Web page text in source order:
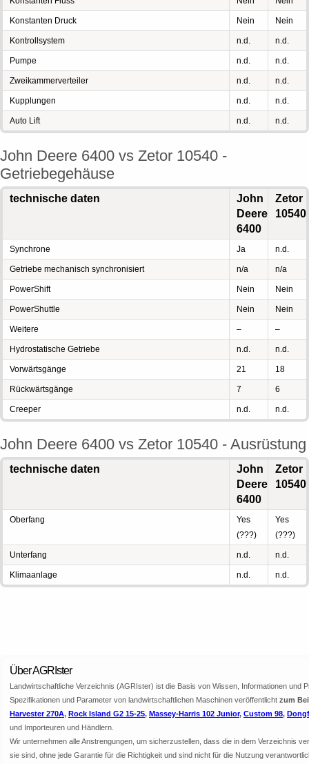
Konstanten Druck Nein Nein
Kontrollsystem n.d. n.d.
Pumpe n.d. n.d.
Zweikammerverteiler n.d. n.d.
Kupplungen n.d. n.d.
Auto Lift n.d. n.d.
John Deere 6400 vs Zetor 10540 -
Getriebegehäuse
technische daten
John
Deere
6400
Zetor
10540
Synchrone Ja n.d.
Getriebe mechanisch synchronisiert n/a n/a
PowerShift Nein Nein
PowerShuttle Nein Nein
Weitere – –
Hydrostatische Getriebe n.d. n.d.
Vorwärtsgänge 21 18
Rückwärtsgänge 7 6
Creeper n.d. n.d.
John Deere 6400 vs Zetor 10540 - Ausrüstung
technische daten
John
Deere
6400
Zetor
10540
Oberfang
Yes
(???)
Yes
(???)
Unterfang n.d. n.d.
Klimaanlage n.d. n.d.
Über AGRIster
Landwirtschaftliche Verzeichnis (AGRIster) ist die Basis von Wissen, Informationen
Spezifikationen und Parameter von landwirtschaftlichen Maschinen veröffentlicht zum
Harvester 270A, Rock Island G2 15-25, Massey-Harris 102 Junior, Custom 98,
und Importeuren und Händlern.
Wir unternehmen alle Anstrengungen, um sicherzustellen, dass die in dem Verzeichnis
sie sind, ohne jede Garantie für die Richtigkeit und sind nicht für die Nutzung